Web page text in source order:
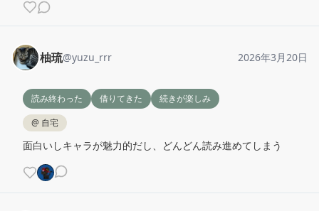
柚琉@yuzu_rrr 2026年3月20日
読み終わった 借りてきた
続きが楽しみ
@ 自宅
面白いしキャラが魅力的だし、どんどん読み進めてしまう